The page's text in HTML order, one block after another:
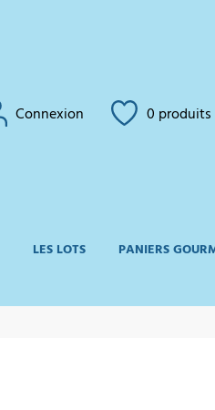
Connexion 0 produits
LES LOTS
PANIERS